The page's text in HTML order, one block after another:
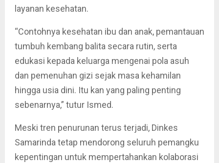
layanan kesehatan.
“Contohnya kesehatan ibu dan anak, pemantauan
tumbuh kembang balita secara rutin, serta
edukasi kepada keluarga mengenai pola asuh
dan pemenuhan gizi sejak masa kehamilan
hingga usia dini. Itu kan yang paling penting
sebenarnya,” tutur Ismed.
Meski tren penurunan terus terjadi, Dinkes
Samarinda tetap mendorong seluruh pemangku
kepentingan untuk mempertahankan kolaborasi